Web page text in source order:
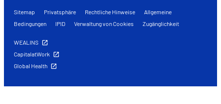
Sitemap Privatsphäre Rechtliche Hinweise
Allgemeine
Bedingungen
IPID Verwaltung von Cookies Zugänglichkeit
WEALINS
CapitalatWork
Global Health